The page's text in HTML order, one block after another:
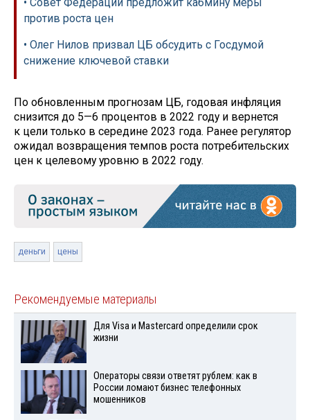
против роста цен
• Олег Нилов призвал ЦБ обсудить с Госдумой
снижение ключевой ставки
По обновленным прогнозам ЦБ, годовая инфляция
снизится до 5—6 процентов в 2022 году и вернется
к цели только в середине 2023 года. Ранее регулятор
ожидал возвращения темпов роста потребительских
цен к целевому уровню в 2022 году.
деньги цены
Рекомендуемые материалы
Для Visа и Mastercard определили срок
жизни
Операторы связи ответят рублем: как в
России ломают бизнес телефонных
мошенников